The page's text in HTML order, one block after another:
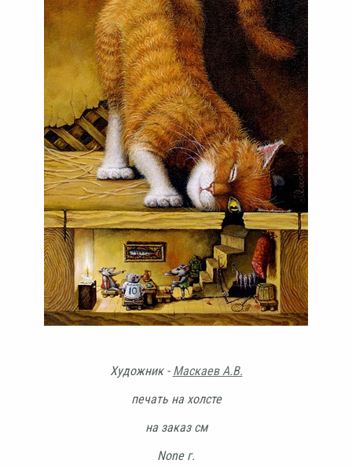
Художник - Маскаев А.В.
печать на холсте
на заказ см
None г.